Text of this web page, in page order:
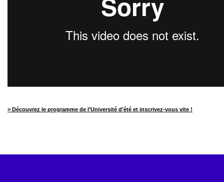
> Découvrez le programme de l’Université d’été et inscrivez-vous vite !